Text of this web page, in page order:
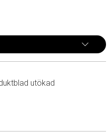
utökad